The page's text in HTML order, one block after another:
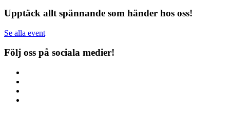
Upptäck allt spännande som händer hos oss!
Se alla event
Följ oss på sociala medier!